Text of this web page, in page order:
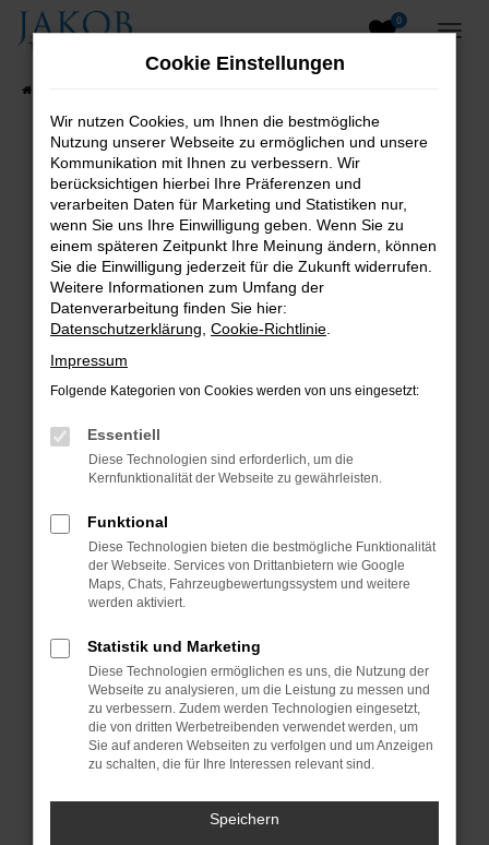
Zum
0
B2B-Shop
Cookie Einstellungen
Wir nutzen Cookies, um Ihnen die bestmögliche
Nutzung unserer Webseite zu ermöglichen und unsere
Kommunikation mit Ihnen zu verbessern. Wir
berücksichtigen hierbei Ihre Präferenzen und
verarbeiten Daten für Marketing und Statistiken nur,
wenn Sie uns Ihre Einwilligung geben. Wenn Sie zu
einem späteren Zeitpunkt Ihre Meinung ändern, können
Sie die Einwilligung jederzeit für die Zukunft widerrufen.
Weitere Informationen zum Umfang der
Datenverarbeitung finden Sie hier:
Datenschutzerklärung Cookie-Richtlinie
Impressum
Folgende Kategorien von Cookies werden von uns eingesetzt:
Essentiell
Diese Technologien sind erforderlich, um die
Kernfunktionalität der Webseite zu gewährleisten.
Funktional
Diese Technologien bieten die bestmögliche Funktionalität
der Webseite. Services von Drittanbietern wie Google
Maps, Chats, Fahrzeugbewertungssystem und weitere
werden aktiviert.
Statistik und Marketing
Diese Technologien ermöglichen es uns, die Nutzung der
Webseite zu analysieren, um die Leistung zu messen und
zu verbessern. Zudem werden Technologien eingesetzt,
die von dritten Werbetreibenden verwendet werden, um
Sie auf anderen Webseiten zu verfolgen und um Anzeigen
zu schalten, die für Ihre Interessen relevant sind.
Speichern